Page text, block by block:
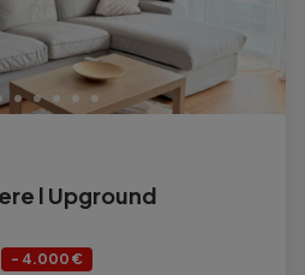
l Upground
- 4.000 €